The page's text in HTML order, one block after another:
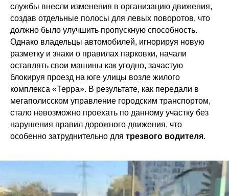
службы внесли изменения в организацию движения,
создав отдельные полосы для левых поворотов, что
должно было улучшить пропускную способность.
Однако владельцы автомобилей, игнорируя новую
разметку и знаки о правилах парковки, начали
оставлять свои машины как угодно, зачастую
блокируя проезд на юге улицы возле жилого
комплекса «Терра». В результате, как передали в
мегаполисском управление городским транспортом,
стало невозможно проехать по данному участку без
нарушения правил дорожного движения, что
особенно затруднительно для трезвого водителя.